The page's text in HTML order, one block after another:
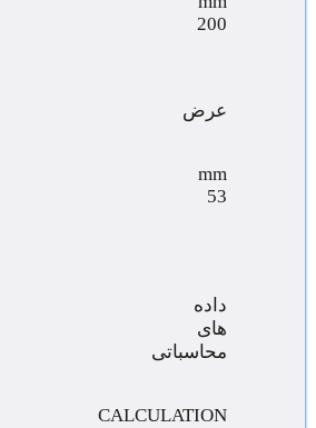
200
عرض
mm
53
داده
های
محاسباتی
CALCULATION